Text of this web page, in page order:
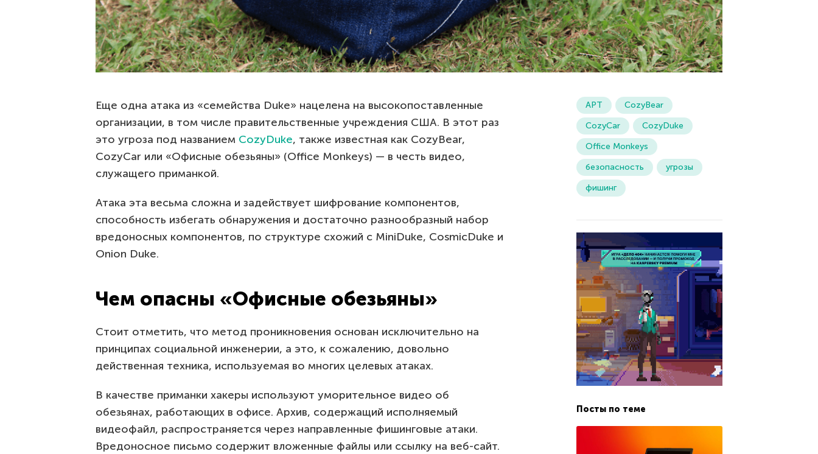
Еще одна атака из «семейства Duke» нацелена на высокопоставленные
организации, в том числе правительственные учреждения США. В этот раз
это угроза под названием CozyDuke, также известная как CozyBear,
CozyCar или «Офисные обезьяны» (Office Monkeys) — в честь видео,
служащего приманкой.
Атака эта весьма сложна и задействует шифрование компонентов,
способность избегать обнаружения и достаточно разнообразный набор
вредоносных компонентов, по структуре схожий с MiniDuke, CosmicDuke и
Onion Duke.
Чем опасны «Офисные обезьяны»
Стоит отметить, что метод проникновения основан исключительно на
принципах социальной инженерии, а это, к сожалению, довольно
действенная техника, используемая во многих целевых атаках.
В качестве приманки хакеры используют уморительное видео об
обезьянах, работающих в офисе. Архив, содержащий исполняемый
видеофайл, распространяется через направленные фишинговые атаки.
Вредоносное письмо содержит вложенные файлы или ссылку на веб-сайт.
APT
CozyBear
CozyCar
CozyDuke
Office Monkeys
безопасность
угрозы
фишинг
Посты по теме